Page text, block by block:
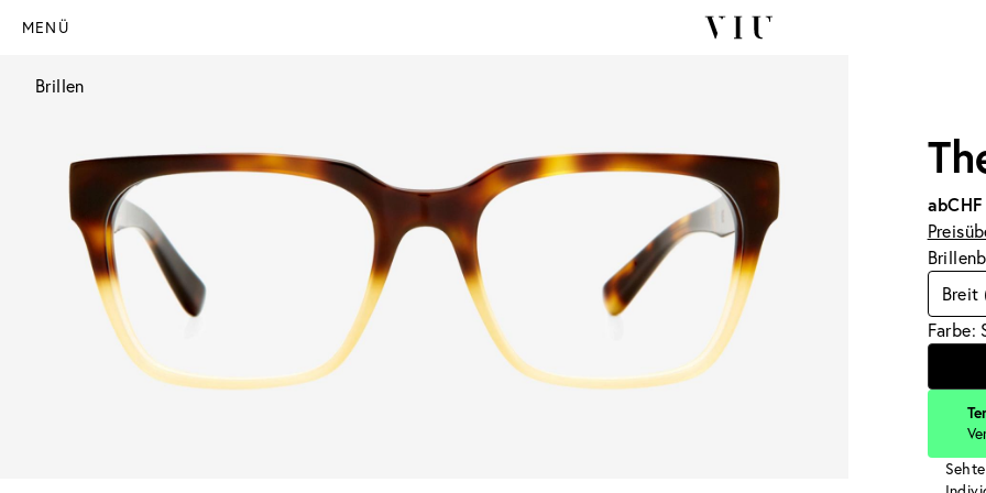
MENÜ
Brillen
ab
Breit
Farbe: